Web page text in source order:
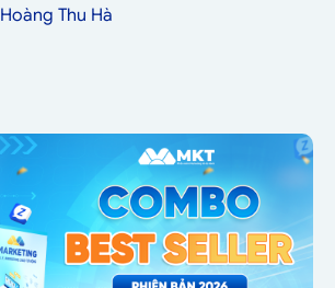
Hoàng Thu Hà